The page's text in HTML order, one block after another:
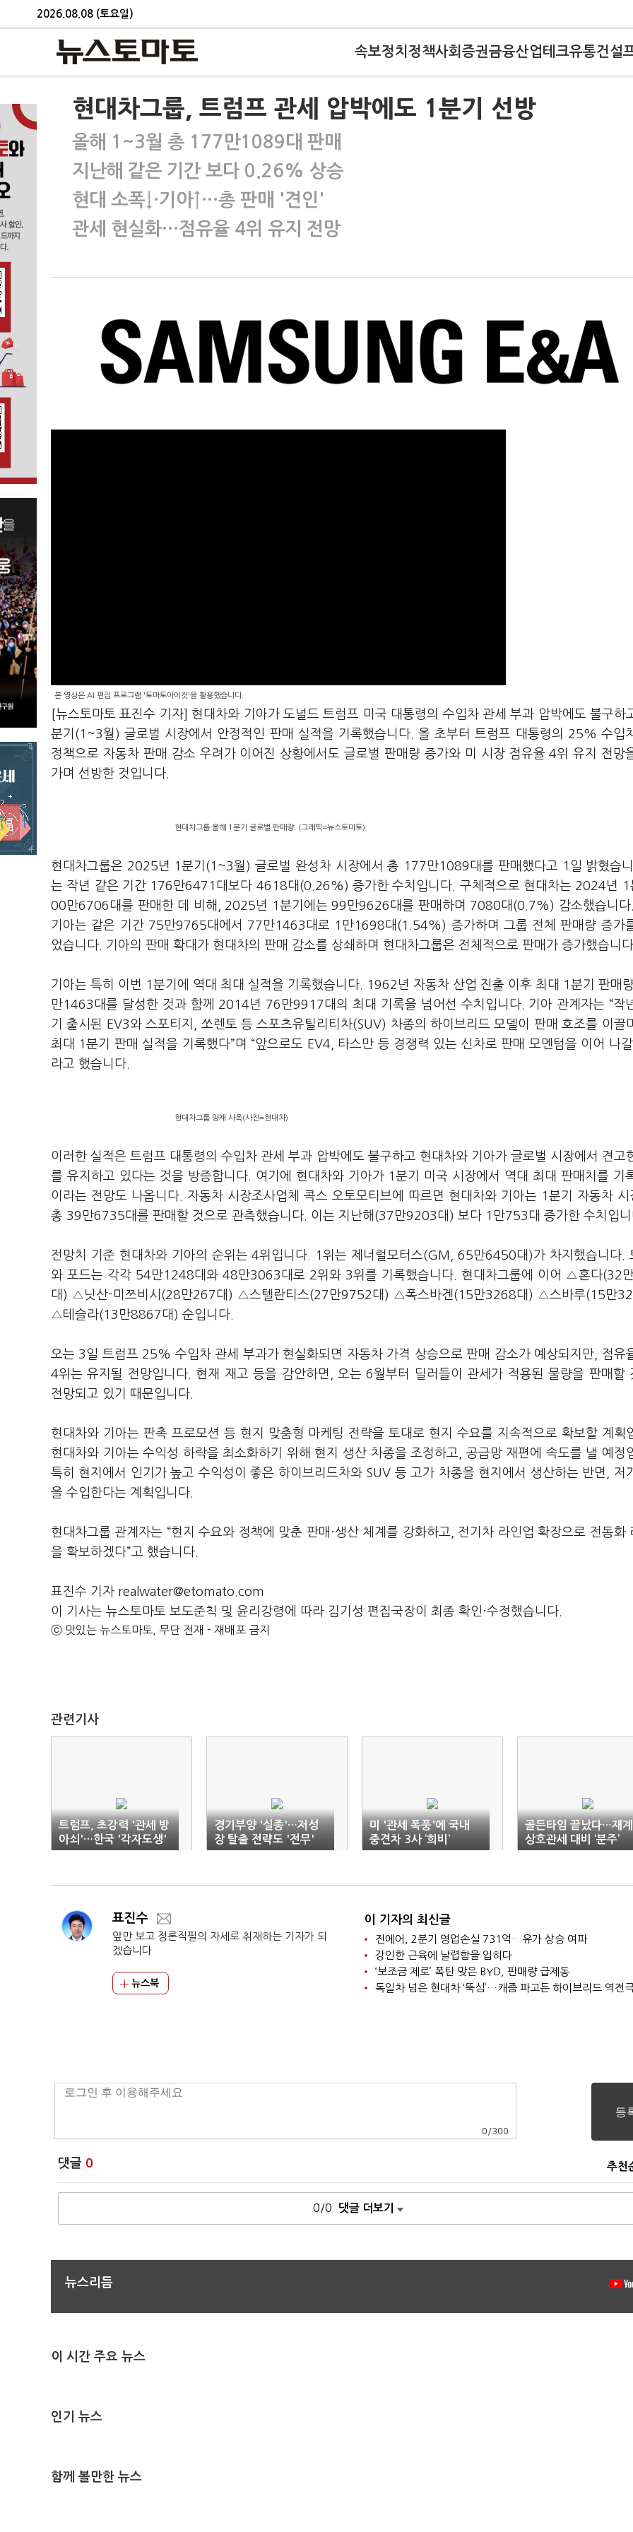
2026.08.08 (토요일)
속보정치 정책사회 증권금융산업테크유통건설
현대차그룹, 트럼프 관세 압박에도 1분기 선방
올해 1~3월 총 177만1089대 판매
지난해 같은 기간 보다 0.26% 상승
현대 소폭↓·기아↑…총 판매 '견인'
관세 현실화…점유율 4위 유지 전망
본 영상은 AI 편집 프로그램 '토마토아이컷'을 활용했습니다.
[뉴스토마토 표진수 기자] 현대차와 기아가 도널드 트럼프 미국 대통령의 수입차 관세 부과 압박에도 불구하
분기(1~3월) 글로벌 시장에서 안정적인 판매 실적을 기록했습니다. 올 초부터 트럼프 대통령의 25% 수입
정책으로 자동차 판매 감소 우려가 이어진 상황에서도 글로벌 판매량 증가와 미 시장 점유율 4위 유지 전망
가며 선방한 것입니다.
현대차그룹 올해 1분기 글로벌 판매량. (그래픽=뉴스토마토)
현대차그룹은 2025년 1분기(1~3월) 글로벌 완성차 시장에서 총 177만1089대를 판매했다고 1일 밝혔습
는 작년 같은 기간 176만6471대보다 4618대(0.26%) 증가한 수치입니다. 구체적으로 현대차는 2024년 1
00만6706대를 판매한 데 비해, 2025년 1분기에는 99만9626대를 판매하며 7080대(0.7%) 감소했습니다
기아는 같은 기간 75만9765대에서 77만1463대로 1만1698대(1.54%) 증가하며 그룹 전체 판매량 증가
었습니다. 기아의 판매 확대가 현대차의 판매 감소를 상쇄하며 현대차그룹은 전체적으로 판매가 증가했습니
기아는 특히 이번 1분기에 역대 최대 실적을 기록했습니다. 1962년 자동차 산업 진출 이후 최대 1분기 판매
만1463대를 달성한 것과 함께 2014년 76만9917대의 최대 기록을 넘어선 수치입니다. 기아 관계자는 “작
기 출시된 EV3와 스포티지, 쏘렌토 등 스포츠유틸리티차(SUV) 차종의 하이브리드 모델이 판매 호조를 이끌
최대 1분기 판매 실적을 기록했다”며 “앞으로도 EV4, 타스만 등 경쟁력 있는 신차로 판매 모멘텀을 이어 나
라고 했습니다.
현대차그룹 양재 사옥(사진=현대차)
이러한 실적은 트럼프 대통령의 수입차 관세 부과 압박에도 불구하고 현대차와 기아가 글로벌 시장에서 견고
를 유지하고 있다는 것을 방증합니다. 여기에 현대차와 기아가 1분기 미국 시장에서 역대 최대 판매치를 기
이라는 전망도 나옵니다. 자동차 시장조사업체 콕스 오토모티브에 따르면 현대차와 기아는 1분기 자동차 시
총 39만6735대를 판매할 것으로 관측했습니다. 이는 지난해(37만9203대) 보다 1만753대 증가한 수치입
전망치 기준 현대차와 기아의 순위는 4위입니다. 1위는 제너럴모터스(GM, 65만6450대)가 차지했습니다.
와 포드는 각각 54만1248대와 48만3063대로 2위와 3위를 기록했습니다. 현대차그룹에 이어 △혼다(32
대) △닛산-미쯔비시(28만267대) △스텔란티스(27만9752대) △폭스바겐(15만3268대) △스바루(15만
△테슬라(13만8867대) 순입니다.
오는 3일 트럼프 25% 수입차 관세 부과가 현실화되면 자동차 가격 상승으로 판매 감소가 예상되지만, 점유
4위는 유지될 전망입니다. 현재 재고 등을 감안하면, 오는 6월부터 딜러들이 관세가 적용된 물량을 판매할
전망되고 있기 때문입니다.
현대차와 기아는 판촉 프로모션 등 현지 맞춤형 마케팅 전략을 토대로 현지 수요를 지속적으로 확보할 계획
현대차와 기아는 수익성 하락을 최소화하기 위해 현지 생산 차종을 조정하고, 공급망 재편에 속도를 낼 예정
특히 현지에서 인기가 높고 수익성이 좋은 하이브리드차와 SUV 등 고가 차종을 현지에서 생산하는 반면, 저
을 수입한다는 계획입니다.
현대차그룹 관계자는 “현지 수요와 정책에 맞춘 판매·생산 체계를 강화하고, 전기차 라인업 확장으로 전동화
을 확보하겠다”고 했습니다.
표진수 기자 realwater@etomato.com
이 기사는 뉴스토마토 보도준칙 및 윤리강령에 따라 김기성 편집국장이 최종 확인·수정했습니다.
ⓒ 맛있는 뉴스토마토, 무단 전재 - 재배포 금지
관련기사
트럼프, 초강력 '관세 방
아쇠'…한국 '각자도생'
경기부양 '실종'…저성
장 탈출 전략도 '전무'
미 '관세 폭풍'에 국내
중견차 3사 ‘희비’
골든타임 끝났다…재
상호관세 대비 ‘분주’
표진수
앞만 보고 정론직필의 자세로 취재하는 기자가 되
겠습니다
뉴스북
이 기자의 최신글
진에어, 2분기 영업손실 731억…유가 상승 여파
강인한 근육에 날렵함을 입히다
‘보조금 제로’ 폭탄 맞은 BYD, 판매량 급제동
독일차 넘은 현대차 ‘뚝심’…캐즘 파고든 하이브리드 역전
0 /300
댓글 0 추천
0/0 댓글 더보기
뉴스리듬
이 시간 주요 뉴스
인기 뉴스
함께 볼만한 뉴스